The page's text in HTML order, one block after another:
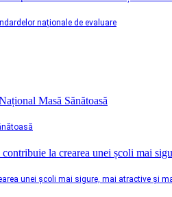
naționale de evaluare
unei școli mai sigure, mai atractive și